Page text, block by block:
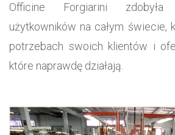
Officine Forgiarini
użytkowników na całym świecie,
potrzebach swoich klientów i
które naprawdę działają.